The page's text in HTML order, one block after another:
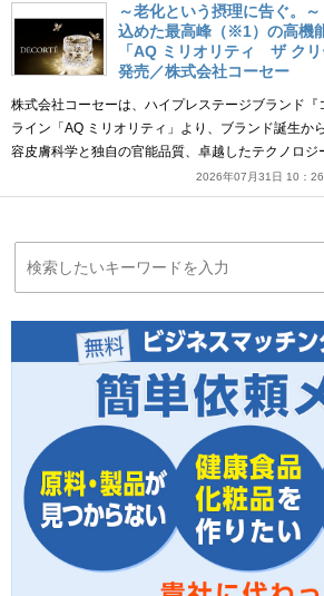
～老化という摂理に告ぐ。
込めた最高峰（※1）の高機
「AQ ミリオリティ ザ ク
発売／株式会社コーセー
株式会社コーセーは、ハイプレステージブランド
ライン「AQ ミリオリティ」より、ブランド誕生か
容皮膚科学と独自の官能品質、卓越したテクノロ
2026年07月31日 10：26